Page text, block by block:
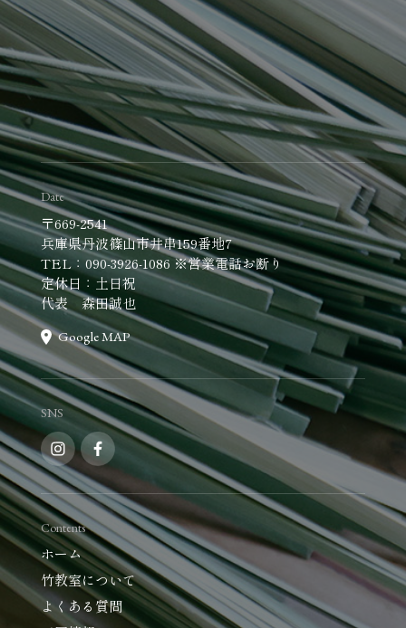
Date
〒669-2541
兵庫県丹波篠山市井串159番地7
TEL：090-3926-1086 ※営業電話お断り
定休日：土日祝
代表 森田誠也
Google MAP
SNS
Contents
ホーム
竹教室について
よくある質問